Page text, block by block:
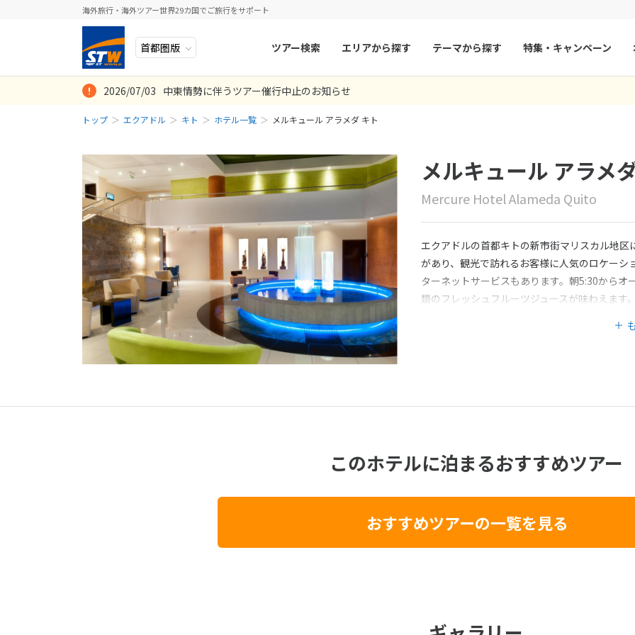
海外旅行・海外ツアー世界29カ国でご旅行をサポート
ツアー検索 エリアから探す
ヨーロッパ
中近東・トルコ
アジア
ロシア・中央アジア
アメリカ・カナダ
中南米・カリブ海
モルディブ・他インド洋
太平洋地域
オセアニア
ハワイ
イタリア
ドイツ
ベルギー
スイス
チェコ オーストリア
スロヴァキア アイスランド
スウェーデン
ラトビア
リトアニア ギリシャ
スロヴェニア
モンテネグロ ブルガリア
北マケドニア
テーマから探す
人気のテーマ
お得な旅
目的
秋旅
年末年始
特集・キャンペーン
2026/07/03 中東情勢に伴うツアー催行中止のお知らせ
トップ エクアドル キト ホテル一覧 メルキュール アラメダ キト
メルキュール アラメ
Mercure Hotel Alameda Quito
エクアドルの首都キトの新市街マリスカル地
があり、観光で訪れるお客様に人気のロケー
ターネットサービスもあります。朝5:30から
類のフレッシュフルーツジュースが味わえます。
このホテルに泊まるおすすめツアー
おすすめツアーの一覧を見る